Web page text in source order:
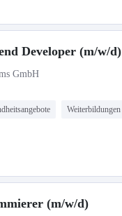
Developer (m/w/d)
GmbH
Weiterbildungen
(m/w/d)